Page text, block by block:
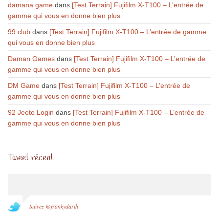
damana gamedans [Test Terrain] Fujifilm X-T100 – L’entrée de
gamme qui vous en donne bien plus
99 clubdans [Test Terrain] Fujifilm X-T100 – L’entrée de gamme
qui vous en donne bien plus
Daman Gamesdans [Test Terrain] Fujifilm X-T100 – L’entrée de
gamme qui vous en donne bien plus
DM Gamedans [Test Terrain] Fujifilm X-T100 – L’entrée de
gamme qui vous en donne bien plus
92 Jeeto Login dans [Test Terrain] Fujifilm X-T100 – L’entrée de
gamme qui vous en donne bien plus
Tweet récent
Suivez @frankydarth